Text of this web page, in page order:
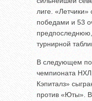
лиге.
победами и 53
турнирной
В следующем
чемпионата
Кэпиталз»
против «Юты».